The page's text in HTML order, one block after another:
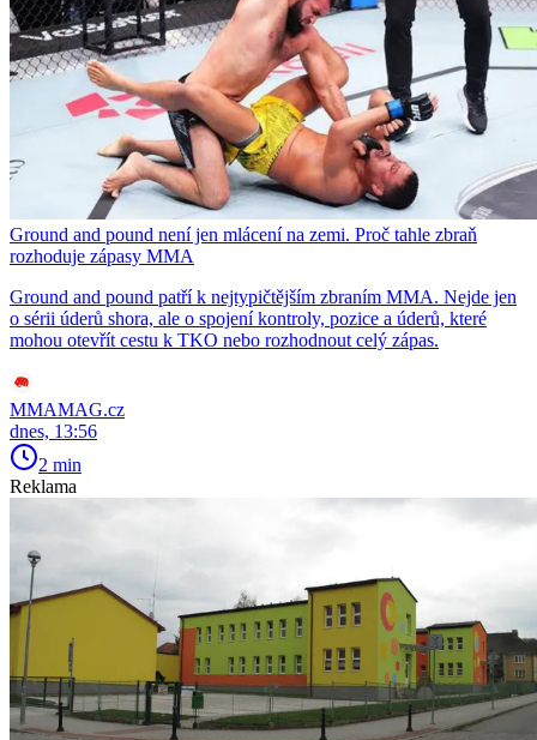
Ground and pound není jen mlácení na zemi. Proč tahle zbraň
rozhoduje zápasy MMA
Ground and pound patří k nejtypičtějším zbraním MMA. Nejde jen
o sérii úderů shora, ale o spojení kontroly, pozice a úderů, které
mohou otevřít cestu k TKO nebo rozhodnout celý zápas.
MMAMAG.cz
dnes, 13:56
2 min
Reklama